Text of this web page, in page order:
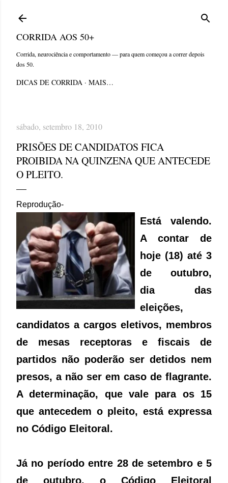
CORRIDA AOS 50+
Corrida, neurociência e comportamento — para quem começou a correr depois
dos 50.
DICAS DE CORRIDA MAIS…
sábado, setembro 18, 2010
PRISÕES DE CANDIDATOS FICA
PROIBIDA NA QUINZENA QUE ANTECEDE
O PLEITO.
Reprodução-
Está valendo.
A contar de
hoje (18) até 3
de outubro,
dia das
eleições,
candidatos a cargos eletivos, membros
de mesas receptoras e fiscais de
partidos não poderão ser detidos nem
presos, a não ser em caso de flagrante.
A determinação, que vale para os 15
que antecedem o pleito, está expressa
no Código Eleitoral.
Já no período entre 28 de setembro e 5
de outubro, o Código Eleitoral